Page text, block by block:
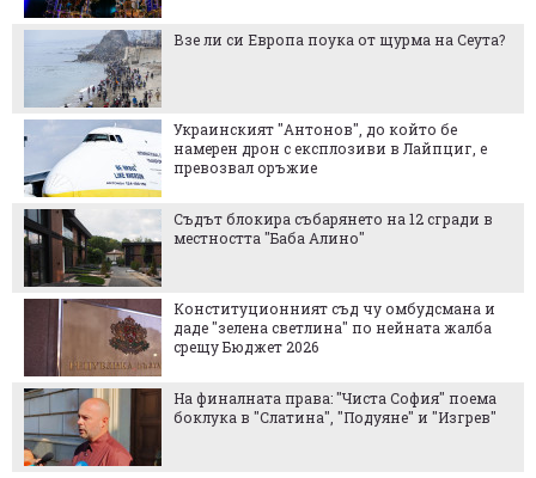
Взе ли си Европа поука от щурма на Сеута?
Украинският "Антонов", до който бе
намерен дрон с експлозиви в Лайпциг, е
превозвал оръжие
Съдът блокира събарянето на 12 сгради в
местността "Баба Алино"
Конституционният съд чу омбудсмана и
даде "зелена светлина" по нейната жалба
срещу Бюджет 2026
На финалната права: "Чиста София" поема
боклука в "Слатина", "Подуяне" и "Изгрев"